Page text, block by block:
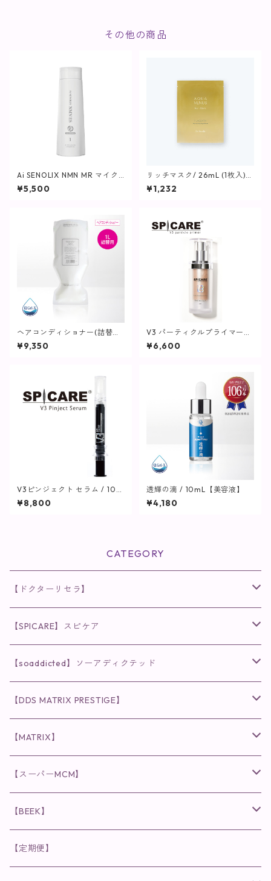
その他の商品
Ai SENOLIX NMN MR マイク
ロリペア （トリートメント）
¥5,500
リッチマスク/ 26mL (1枚入)
【マスク】
¥1,232
ヘアコンディショナー(詰替用)
/ 1L【ヘア・ボディ】
¥9,350
V3 パーティクルプライマー
(ミディアムライト) / 30ml
【SPICARE】
¥6,600
V3ピンジェクト セラム / 10m
l【SPICARE】
¥8,800
透輝の滴 / 10mL【美容液】
¥4,180
CATEGORY
【ドクターリセラ】
◉AQUA VENUS
クレンジング・洗顔
化粧水
保湿ジェル・クリーム
◉VI PLANTE
リキッド
ディフェンサー
◉ナチュリスティーアクレス
クレンジング
洗顔
◉インナーケア
食品
粒タイプ
◉cocochia
ヘナカラー
ヘアファンデーション
◉美顔器
◉スペシャルケア
【SPICARE】スピケア
◉V3シリーズ
ファンデーション・ベース
クレンジング・洗顔
◉V3 VSPIC C Line
クレンジング・洗顔
化粧水
◉スピケアシリーズ
◉V.O.Sシリーズ
クレンジング・洗顔
化粧水
◉メンズシリーズ
クレンジング・洗顔
◉MESシリーズ
【soaddicted】ソーアディクテッド
ラッシュアディクト
まつ毛用美容液
眉毛用美容液
リップアディクト
唇用美容液
ヘアアディクト
【DDS MATRIX PRESTIGE】
スキンケアシリーズ
美容液
【MATRIX】
スキンケアシリーズ
美容液
洗顔
【スーパーMCM】
インナーケア
【BEEK】
インナーケア
【定期便】